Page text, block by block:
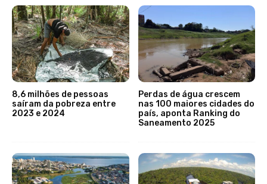
8,6 milhões de pessoas
saíram da pobreza entre
2023 e 2024
Perdas de água crescem
nas 100 maiores cidades do
país, aponta Ranking do
Saneamento 2025